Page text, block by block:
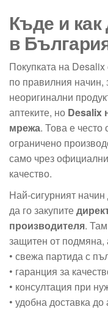
Къде и
в
Покупката на
по правилния
неоригинални
аптеките, но Desalix
мрежа. Това е често
ограничено
само чрез
качество.
Най-сигурният
да го закупите
производителя.
защитен от подмяна,
• свежа партида с
• гаранция за
• консултация при
• удобна доставка до